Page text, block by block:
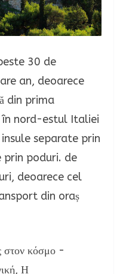
30 de
an, deoarece
din prima
în nord-estul Italiei
separate prin
prin poduri. de
deoarece cel
din oraș